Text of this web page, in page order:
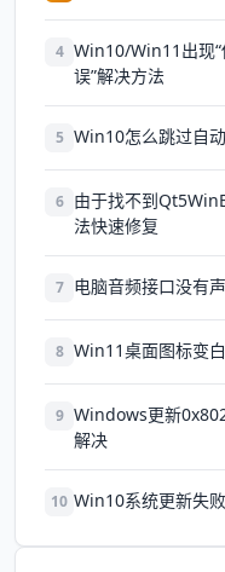
4 Win10/Win11出现
误”解决方法
5 Win10怎么跳过自
6 由于找不到
法快速修复
7 电脑音频接口没有
8 Win11桌面图标变
9 Windows更新
解决
10 Win10系统更新失